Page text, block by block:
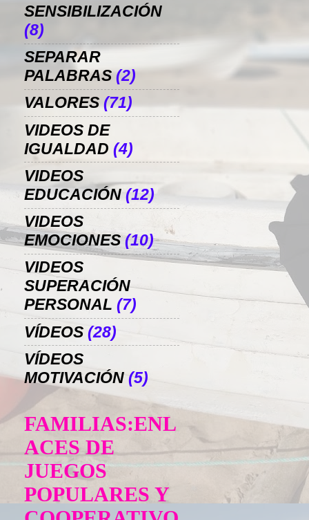
SENSIBILIZACIÓN
(8)
SEPARAR
PALABRAS (2)
VALORES (71)
VIDEOS DE
IGUALDAD (4)
VIDEOS
EDUCACIÓN (12)
VIDEOS
EMOCIONES (10)
VIDEOS
SUPERACIÓN
PERSONAL (7)
VÍDEOS (28)
VÍDEOS
MOTIVACIÓN (5)
FAMILIAS:ENL
ACES DE
JUEGOS
POPULARES Y